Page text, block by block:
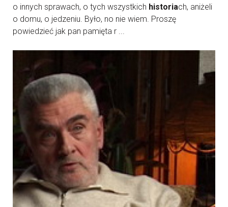
o innych sprawach, o tych wszystkich historiach, aniżeli
o domu, o jedzeniu. Było, no nie wiem. Proszę
powiedzieć jak pan pamięta r ...